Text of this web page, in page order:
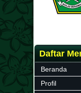
Daftar
Beranda
Profil